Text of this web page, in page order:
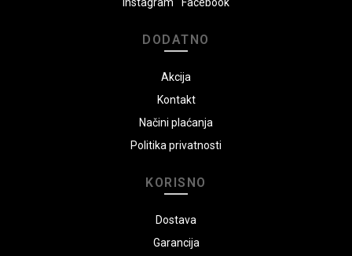
Instagram
Facebook
DODATNO
Akcija
Kontakt
Načini plaćanja
Politika privatnosti
KORISNO
Dostava
Garancija